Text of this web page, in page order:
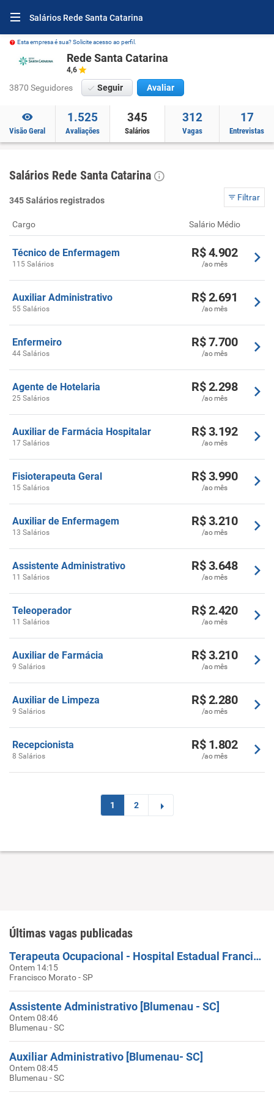
Salários Rede Santa Catarina
Esta empresa é sua? Solicite acesso ao perfil.
Rede Santa Catarina
4,6
3870 Seguidores Seguir Avaliar
Visão Geral
1.525
Avaliações
345
Salários
312
Vagas
17
Entrevistas
Salários Rede Santa Catarina
345 Salários registrados Filtrar
Cargo Salário Médio
Técnico de Enfermagem
115 Salários
R$ 4.902
/ao mês
Auxiliar Administrativo
55 Salários
R$ 2.691
/ao mês
Enfermeiro
44 Salários
R$ 7.700
/ao mês
Agente de Hotelaria
25 Salários
R$ 2.298
/ao mês
Auxiliar de Farmácia Hospitalar
17 Salários
R$ 3.192
/ao mês
Fisioterapeuta Geral
15 Salários
R$ 3.990
/ao mês
Auxiliar de Enfermagem
13 Salários
R$ 3.210
/ao mês
Assistente Administrativo
11 Salários
R$ 3.648
/ao mês
Teleoperador
11 Salários
R$ 2.420
/ao mês
Auxiliar de Farmácia
9 Salários
R$ 3.210
/ao mês
Auxiliar de Limpeza
9 Salários
R$ 2.280
/ao mês
Recepcionista
8 Salários
R$ 1.802
/ao mês
1 2
Últimas vagas publicadas
Terapeuta Ocupacional - Hospital Estadual Francisco Morato - LACAZ
Ontem 14:15
Francisco Morato - SP
Assistente Administrativo [Blumenau - SC]
Ontem 08:46
Blumenau - SC
Auxiliar Administrativo [Blumenau- SC]
Ontem 08:45
Blumenau - SC